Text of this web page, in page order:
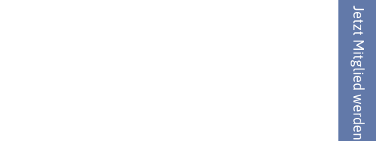
Jetzt Mitglied werden